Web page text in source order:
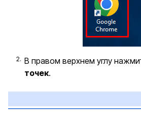
В правом верхнем углу
точек.